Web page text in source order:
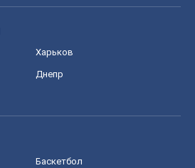
Харьков
Днепр
Баскетбол